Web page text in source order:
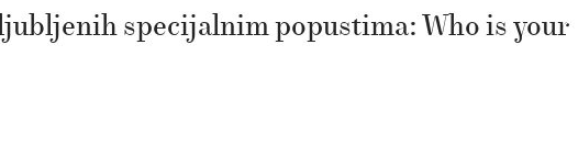
specijalnim popustima: Who is your